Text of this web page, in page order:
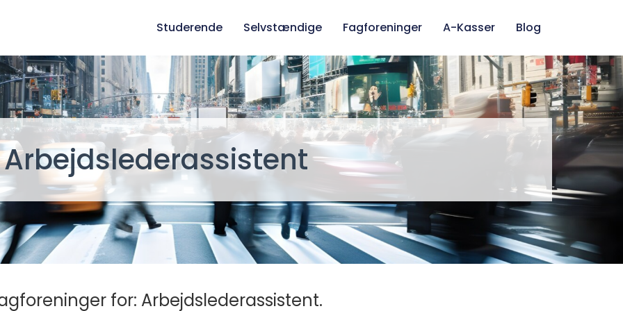
Studerende Selvstændige Fagforeninger A-Kasser Blog
Arbejdslederassistent
for: Arbejdslederassistent.